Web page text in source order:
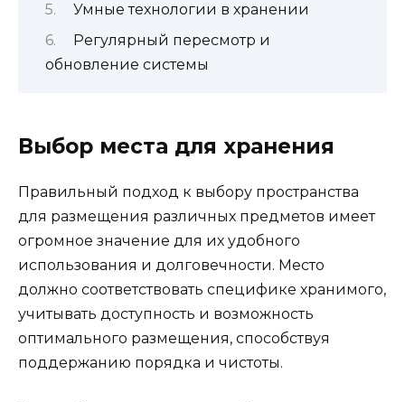
Умные технологии в хранении
Регулярный пересмотр и
обновление системы
Выбор места для хранения
Правильный подход к выбору пространства
для размещения различных предметов имеет
огромное значение для их удобного
использования и долговечности. Место
должно соответствовать специфике хранимого,
учитывать доступность и возможность
оптимального размещения, способствуя
поддержанию порядка и чистоты.